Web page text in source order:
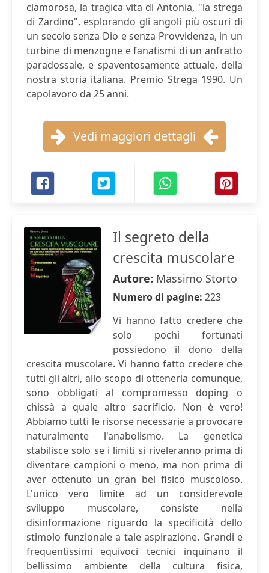
clamorosa, la tragica vita di Antonia, "la strega
di Zardino", esplorando gli angoli più oscuri di
un secolo senza Dio e senza Provvidenza, in un
turbine di menzogne e fanatismi di un anfratto
paradossale, e spaventosamente attuale, della
nostra storia italiana. Premio Strega 1990. Un
capolavoro da 25 anni.
Vedi maggiori dettagli
Il segreto della
crescita muscolare
Autore: Massimo Storto
Numero di pagine: 223
Vi hanno fatto credere che
solo pochi fortunati
possiedono il dono della
crescita muscolare. Vi hanno fatto credere che
tutti gli altri, allo scopo di ottenerla comunque,
sono obbligati al compromesso doping o
chissà a quale altro sacrificio. Non è vero!
Abbiamo tutti le risorse necessarie a provocare
naturalmente l'anabolismo. La genetica
stabilisce solo se i limiti si riveleranno prima di
diventare campioni o meno, ma non prima di
aver ottenuto un gran bel fisico muscoloso.
L'unico vero limite ad un considerevole
sviluppo muscolare, consiste nella
disinformazione riguardo la specificità dello
stimolo funzionale a tale aspirazione. Grandi e
frequentissimi equivoci tecnici inquinano il
bellissimo ambiente della cultura fisica,